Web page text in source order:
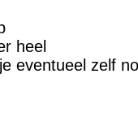
heel
eventueel zelf